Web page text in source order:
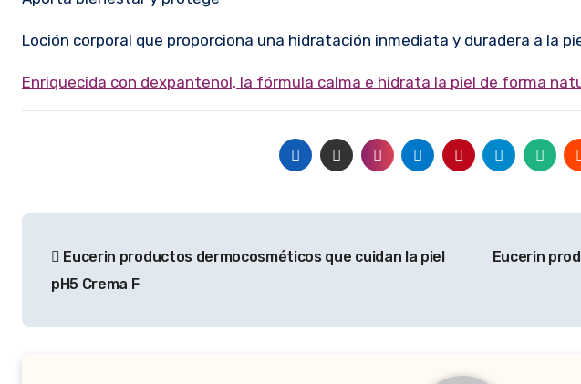
Loción corporal que proporciona una hidratación inmediata y duradera a la
Enriquecida con dexpantenol, la fórmula calma e hidrata la piel de forma
de Eucerin productos dermocosméticos que cuidan la piel
pH5 Crema F
Eucerin